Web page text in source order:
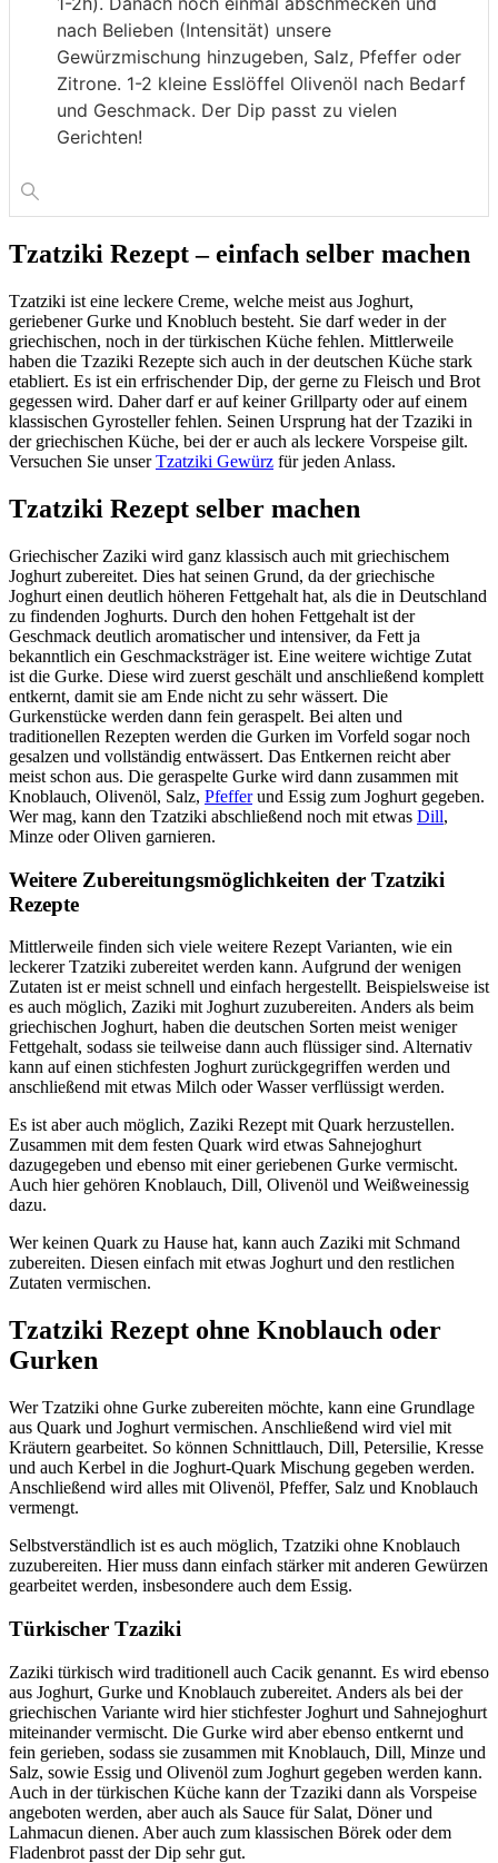
nach Belieben (Intensität) unsere
Gewürzmischung hinzugeben, Salz, Pfeffer oder
Zitrone. 1-2 kleine Esslöffel Olivenöl nach Bedarf
und Geschmack. Der Dip passt zu vielen
Gerichten!
Tzatziki Rezept – einfach selber machen
Tzatziki ist eine leckere Creme, welche meist aus Joghurt,
geriebener Gurke und Knobluch besteht. Sie darf weder in der
griechischen, noch in der türkischen Küche fehlen. Mittlerweile
haben die Tzaziki Rezepte sich auch in der deutschen Küche stark
etabliert. Es ist ein erfrischender Dip, der gerne zu Fleisch und Brot
gegessen wird. Daher darf er auf keiner Grillparty oder auf einem
klassischen Gyrosteller fehlen. Seinen Ursprung hat der Tzaziki in
der griechischen Küche, bei der er auch als leckere Vorspeise gilt.
Versuchen Sie unserTzatziki Gewürz für jeden Anlass.
Tzatziki Rezept selber machen
Griechischer Zaziki wird ganz klassisch auch mit griechischem
Joghurt zubereitet. Dies hat seinen Grund, da der griechische
Joghurt einen deutlich höheren Fettgehalt hat, als die in Deutschland
zu findenden Joghurts. Durch den hohen Fettgehalt ist der
Geschmack deutlich aromatischer und intensiver, da Fett ja
bekanntlich ein Geschmacksträger ist. Eine weitere wichtige Zutat
ist die Gurke. Diese wird zuerst geschält und anschließend komplett
entkernt, damit sie am Ende nicht zu sehr wässert. Die
Gurkenstücke werden dann fein geraspelt. Bei alten und
traditionellen Rezepten werden die Gurken im Vorfeld sogar noch
gesalzen und vollständig entwässert. Das Entkernen reicht aber
meist schon aus. Die geraspelte Gurke wird dann zusammen mit
Knoblauch, Olivenöl, Salz, Pfefferund Essig zum Joghurt gegeben.
Wer mag, kann den Tzatziki abschließend noch mit etwas Dill,
Minze oder Oliven garnieren.
Weitere Zubereitungsmöglichkeiten der Tzatziki
Rezepte
Mittlerweile finden sich viele weitere Rezept Varianten, wie ein
leckerer Tzatziki zubereitet werden kann. Aufgrund der wenigen
Zutaten ist er meist schnell und einfach hergestellt. Beispielsweise ist
es auch möglich, Zaziki mit Joghurt zuzubereiten. Anders als beim
griechischen Joghurt, haben die deutschen Sorten meist weniger
Fettgehalt, sodass sie teilweise dann auch flüssiger sind. Alternativ
kann auf einen stichfesten Joghurt zurückgegriffen werden und
anschließend mit etwas Milch oder Wasser verflüssigt werden.
Es ist aber auch möglich, Zaziki Rezept mit Quark herzustellen.
Zusammen mit dem festen Quark wird etwas Sahnejoghurt
dazugegeben und ebenso mit einer geriebenen Gurke vermischt.
Auch hier gehören Knoblauch, Dill, Olivenöl und Weißweinessig
dazu.
Wer keinen Quark zu Hause hat, kann auch Zaziki mit Schmand
zubereiten. Diesen einfach mit etwas Joghurt und den restlichen
Zutaten vermischen.
Tzatziki Rezept ohne Knoblauch oder
Gurken
Wer Tzatziki ohne Gurke zubereiten möchte, kann eine Grundlage
aus Quark und Joghurt vermischen. Anschließend wird viel mit
Kräutern gearbeitet. So können Schnittlauch, Dill, Petersilie, Kresse
und auch Kerbel in die Joghurt-Quark Mischung gegeben werden.
Anschließend wird alles mit Olivenöl, Pfeffer, Salz und Knoblauch
vermengt.
Selbstverständlich ist es auch möglich, Tzatziki ohne Knoblauch
zuzubereiten. Hier muss dann einfach stärker mit anderen Gewürzen
gearbeitet werden, insbesondere auch dem Essig.
Türkischer Tzaziki
Zaziki türkisch wird traditionell auch Cacik genannt. Es wird ebenso
aus Joghurt, Gurke und Knoblauch zubereitet. Anders als bei der
griechischen Variante wird hier stichfester Joghurt und Sahnejoghurt
miteinander vermischt. Die Gurke wird aber ebenso entkernt und
fein gerieben, sodass sie zusammen mit Knoblauch, Dill, Minze und
Salz, sowie Essig und Olivenöl zum Joghurt gegeben werden kann.
Auch in der türkischen Küche kann der Tzaziki dann als Vorspeise
angeboten werden, aber auch als Sauce für Salat, Döner und
Lahmacun dienen. Aber auch zum klassischen Börek oder dem
Fladenbrot passt der Dip sehr gut.